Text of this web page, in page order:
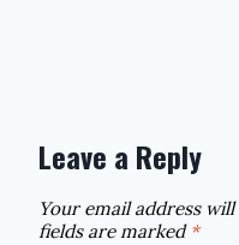
Leave a Reply
Your email address
fields are marked *